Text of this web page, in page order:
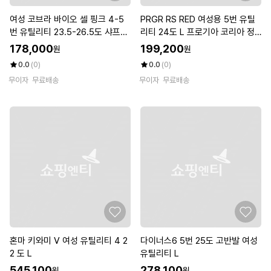
여성 코브라 바이오 셀 핑크 4-5
번 유틸리티 23.5-26.5도 샤프트
W 우먼 플렉스
178,000원
0.0 (0)
무이자 무료배송
PRGR RS RED 여성용 5번 유틸
리티 24도 L 프로기아 코리아 정
품
199,200원
0.0 (0)
무이자 무료배송
혼마 키와미 V 여성 유틸리티 4 2
2 도 L
다이너스6 5번 25도 고반발 여성
유틸리티 L